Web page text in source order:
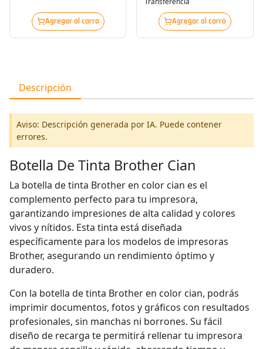
Agregar al carro Agregar al carro
Descripción
Aviso: Descripción generada por IA. Puede contener
errores.
Botella De Tinta Brother Cian
La botella de tinta Brother en color cian es el
complemento perfecto para tu impresora,
garantizando impresiones de alta calidad y colores
vivos y nítidos. Esta tinta está diseñada
específicamente para los modelos de impresoras
Brother, asegurando un rendimiento óptimo y
duradero.
Con la botella de tinta Brother en color cian, podrás
imprimir documentos, fotos y gráficos con resultados
profesionales, sin manchas ni borrones. Su fácil
diseño de recarga te permitirá rellenar tu impresora